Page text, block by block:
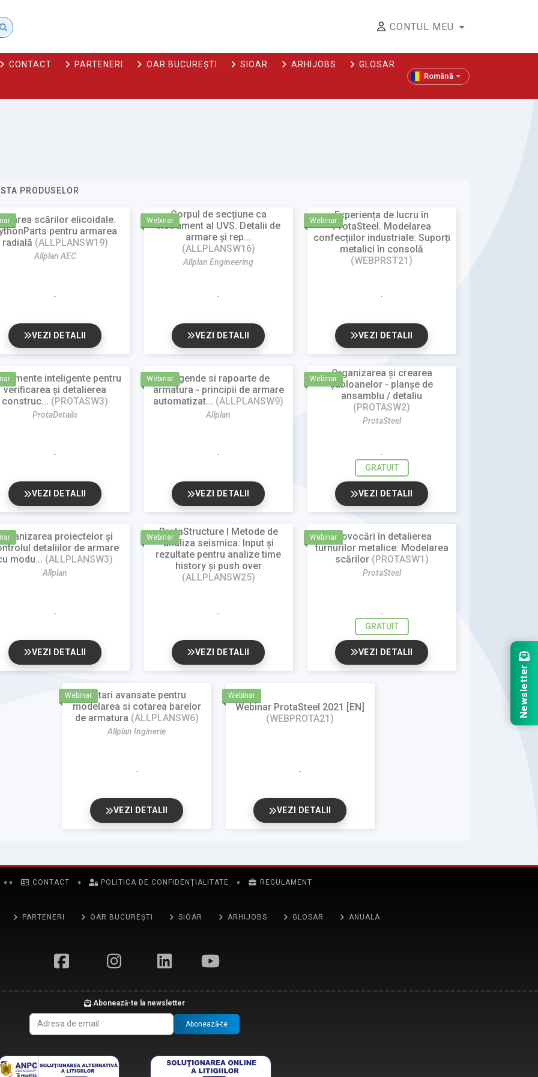
CONTUL MEU
CONTACT PARTENERI OAR BUCUREȘTI SIOAR ARHIJOBS GLOSAR
Română
PRODUSELOR
scărilor elicoidale.
pentru armarea
radială (ALLPLANSW19)
Allplan AEC
VEZI DETALII
Webinar
Corpul de secțiune ca
instrument al UVS. Detalii de
armare și rep...
(ALLPLANSW16)
Allplan Engineering
VEZI DETALII
WebinarExperiența de lucru în
ProtaSteel. Modelarea
confecțiilor industriale: Suporți
metalici în consolă
(WEBPRST21)
VEZI DETALII
inteligente pentru
verificarea și detalierea
construc... (PROTASW3)
ProtaDetails
VEZI DETALII
WebinarLegende si rapoarte de
armatura - principii de armare
automatizat... (ALLPLANSW9)
Allplan
VEZI DETALII
Webinar
Organizarea și crearea
șabloanelor - planșe de
ansamblu / detaliu
(PROTASW2)
ProtaSteel
GRATUIT
VEZI DETALII
proiectelor și
detaliilor de armare
modu... (ALLPLANSW3)
Allplan
VEZI DETALII
WebinarProtaStructure I Metode de
analiza seismica. Input și
rezultate pentru analize time
history și push over
(ALLPLANSW25)
VEZI DETALII
WebinarProvocări în detalierea
turnurilor metalice: Modelarea
scărilor (PROTASW1)
ProtaSteel
GRATUIT
VEZI DETALII
WebinarSetari avansate pentru
modelarea si cotarea barelor
de armatura (ALLPLANSW6)
Allplan Inginerie
VEZI DETALII
Webinar
Webinar ProtaSteel 2021 [EN]
(WEBPROTA21)
VEZI DETALII
♦ ♦ CONTACT ♦ POLITICA DE CONFIDENȚIALITATE ♦ REGULAMENT
PARTENERI OAR BUCUREȘTI SIOAR ARHIJOBS GLOSAR ANUALA
Abonează-te la newsletter
Abonează-te
Newsletter